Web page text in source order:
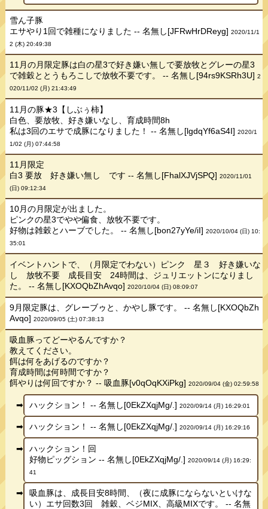
雪ん子豚
エサやり1回で雑種になりました -- 名無し[JFRwHrDReyg]2020/11/1
2 (木) 20:49:38
11月の月限定豚は白の星3で好き嫌い無しで要放牧とグレーの星3
で雑穀ととうもろこしで放牧不要です。 -- 名無し[94rs9KSRh3U]2
020/11/02 (月) 21:43:49
11月の豚★3【しぶぅ柿】
白色、要放牧、好き嫌いなし、育成時間8h
私は3回のエサで成豚になりました！ -- 名無し[lgdqYf6aS4I]2020/1
1/02 (月) 07:44:58
11月限定
白3 要放 好き嫌い無し です -- 名無し[FhalXJVjSPQ]2020/11/01
(日) 09:12:34
10月の月限定が出ました。
ピンクの星3でやや偏食、放牧不要です。
好物は雑穀とハーブでした。 -- 名無し[bon27yYe/iI]2020/10/04 (日) 10:
35:01
イベントハントで、（月限定でわない）ピンク 星３ 好き嫌いな
し 放牧不要 成長目安 24時間は、ジュリエットンになりまし
た。 -- 名無し[KXOQbZhAvqo]2020/10/04 (日) 08:09:07
9月限定豚は、グレーブゥと、かやし豚です。 -- 名無し[KXOQbZh
Avqo]2020/09/05 (土) 07:38:13
吸血豚ってどーやるんですか？
教えてください。
餌は何をあげるのですか？
育成時間は何時間ですか？
餌やりは何回ですか？ -- 吸血豚[v0qOqKXiPkg]2020/09/04 (金) 02:59:58
ハックション！ -- 名無し[0EkZXqjMg/.] 2020/09/14 (月) 16:29:01
ハックション！ -- 名無し[0EkZXqjMg/.] 2020/09/14 (月) 16:29:16
ハックション！回
好物ピッグション -- 名無し[0EkZXqjMg/.] 2020/09/14 (月) 16:29:
41
吸血豚は、成長目安8時間、（夜に成豚にならないといけな
い）エサ回数3回 雑穀、ベジMIX、高級MIXです。 -- 名無